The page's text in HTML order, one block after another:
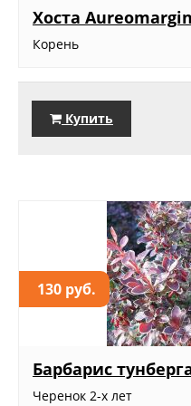
Хоста
Корень
Купить
130 руб.
Барбарис
Черенок 2-х лет